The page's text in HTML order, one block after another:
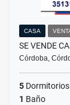
CASA
SE VENDE
Córdoba,
5 Dormitorios
1 Baño